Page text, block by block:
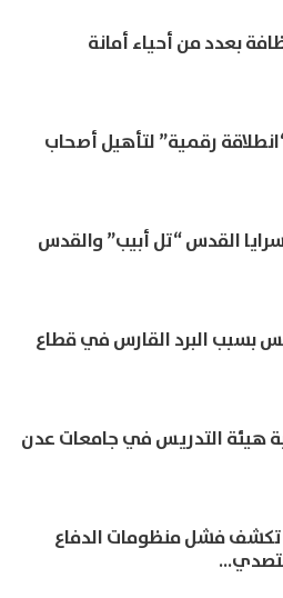
بعدد من أحياء أمانة
رقمية” لتأهيل أصحاب
القدس “تل أبيب” والقدس
بسبب البرد القارس في قطاع
هيئة التدريس في جامعات عدن
تكشف فشل منظومات الدفاع